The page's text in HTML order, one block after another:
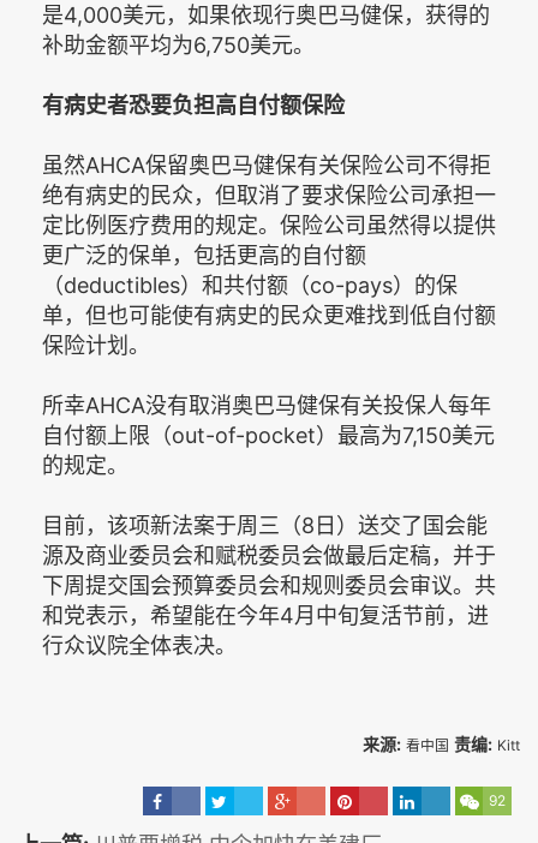
是4,000美元，如果依现行奥巴马健保，获得的
补助金额平均为6,750美元。
有病史者恐要负担高自付额保险
虽然AHCA保留奥巴马健保有关保险公司不得拒
绝有病史的民众，但取消了要求保险公司承担一
定比例医疗费用的规定。保险公司虽然得以提供
更广泛的保单，包括更高的自付额
（deductibles）和共付额（co-pays）的保
单，但也可能使有病史的民众更难找到低自付额
保险计划。
所幸AHCA没有取消奥巴马健保有关投保人每年
自付额上限（out-of-pocket）最高为7,150美元
的规定。
目前，该项新法案于周三（8日）送交了国会能
源及商业委员会和赋税委员会做最后定稿，并于
下周提交国会预算委员会和规则委员会审议。共
和党表示，希望能在今年4月中旬复活节前，进
行众议院全体表决。
来源: 看中国 责编: Kitt
92